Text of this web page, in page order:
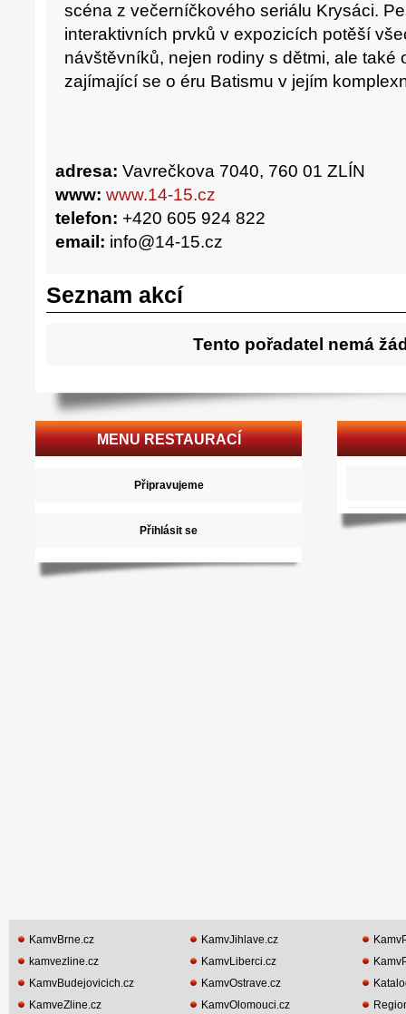
scéna z večerníčkového seriálu Krysáci.
interaktivních prvků v expozicích potěší
návštěvníků, nejen rodiny s dětmi, ale také
zajímající se o éru Batismu v jejím
adresa: Vavrečkova 7040, 760 01 ZLÍN
www: www.14-15.cz
telefon: +420 605 924 822
email: info@14-15.cz
Seznam akcí
Tento pořadatel nemá
MENU RESTAURACÍ
Připravujeme
Přihlásit se
KamvBrne.cz
kamvezline.cz
KamvBudejovicich.cz
KamveZline.cz
KamvJihlave.cz
KamvLiberci.cz
KamvOstrave.cz
KamvOlomouci.cz